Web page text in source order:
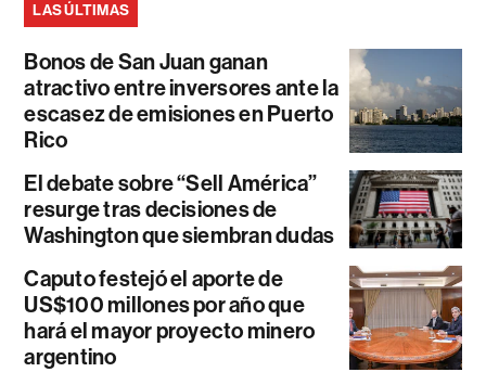
LAS ÚLTIMAS
Bonos de San Juan ganan
atractivo entre inversores ante la
escasez de emisiones en Puerto
Rico
El debate sobre “Sell América”
resurge tras decisiones de
Washington que siembran dudas
Caputo festejó el aporte de
US$100 millones por año que
hará el mayor proyecto minero
argentino